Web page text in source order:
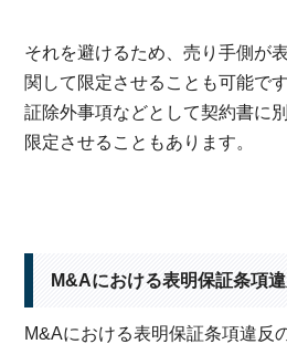
それを避けるため、売り手側が
関して限定させることも可能で
証除外事項などとして契約書に
限定させることもあります。
M&Aにおける表明保証条項
M&Aにおける表明保証条項違反